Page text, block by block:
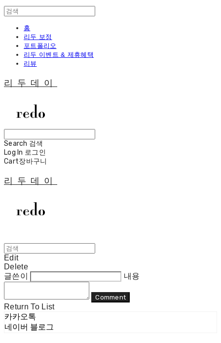
홈
리두 보정
포트폴리오
리두 이벤트 & 제휴혜택
리뷰
리두데이
Search 검색
Log In 로그인
Cart장바구니
리두데이
Edit
Delete
글쓴이
내용
Comment
Return To List
카카오톡
네이버 블로그